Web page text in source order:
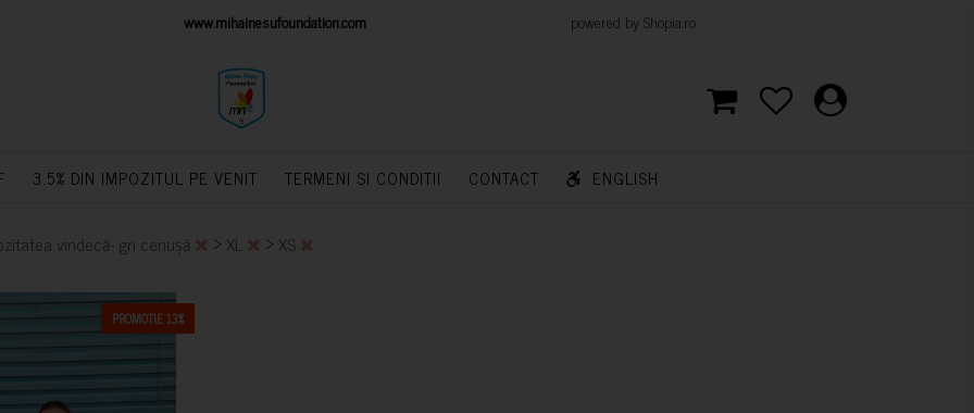
PLATFORM www.mihainesufoundation.com powered by Shopia.ro
3.5% DIN IMPOZITUL PE VENIT TERMENI SI CONDITII CONTACT ENGLISH
vindecă- gri cenușă > XL > XS
PROMOTIE 13%